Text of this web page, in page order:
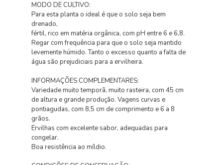
MODO DE CULTIVO:
Para esta planta o ideal é que o solo seja bem
drenado,
fértil, rico em matéria orgânica, com pH entre 6 e 6,8.
Regar com frequência para que o solo seja mantido
levemente húmido. Tanto o excesso quanto a falta de
água são prejudiciais para a ervilheira.
INFORMAÇÕES COMPLEMENTARES:
Variedade muito temporã, muito rasteira, com 45 cm
de altura e grande produção. Vagens curvas e
pontiagudas, com 8,5 cm de comprimento e 6 a 8
grãos.
Ervilhas com excelente sabor, adequadas para
congelar.
Boa resistência ao míldio.